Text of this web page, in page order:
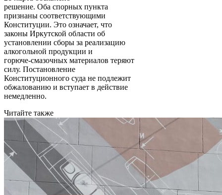
решение. Оба спорных пункта
признаны соответствующими
Конституции. Это означает, что
законы Иркутской области об
установлении сборы за реализацию
алкогольной продукции и
горюче-смазочных материалов теряют
силу. Постановление
Конституционного суда не подлежит
обжалованию и вступает в действие
немедленно.
Читайте также